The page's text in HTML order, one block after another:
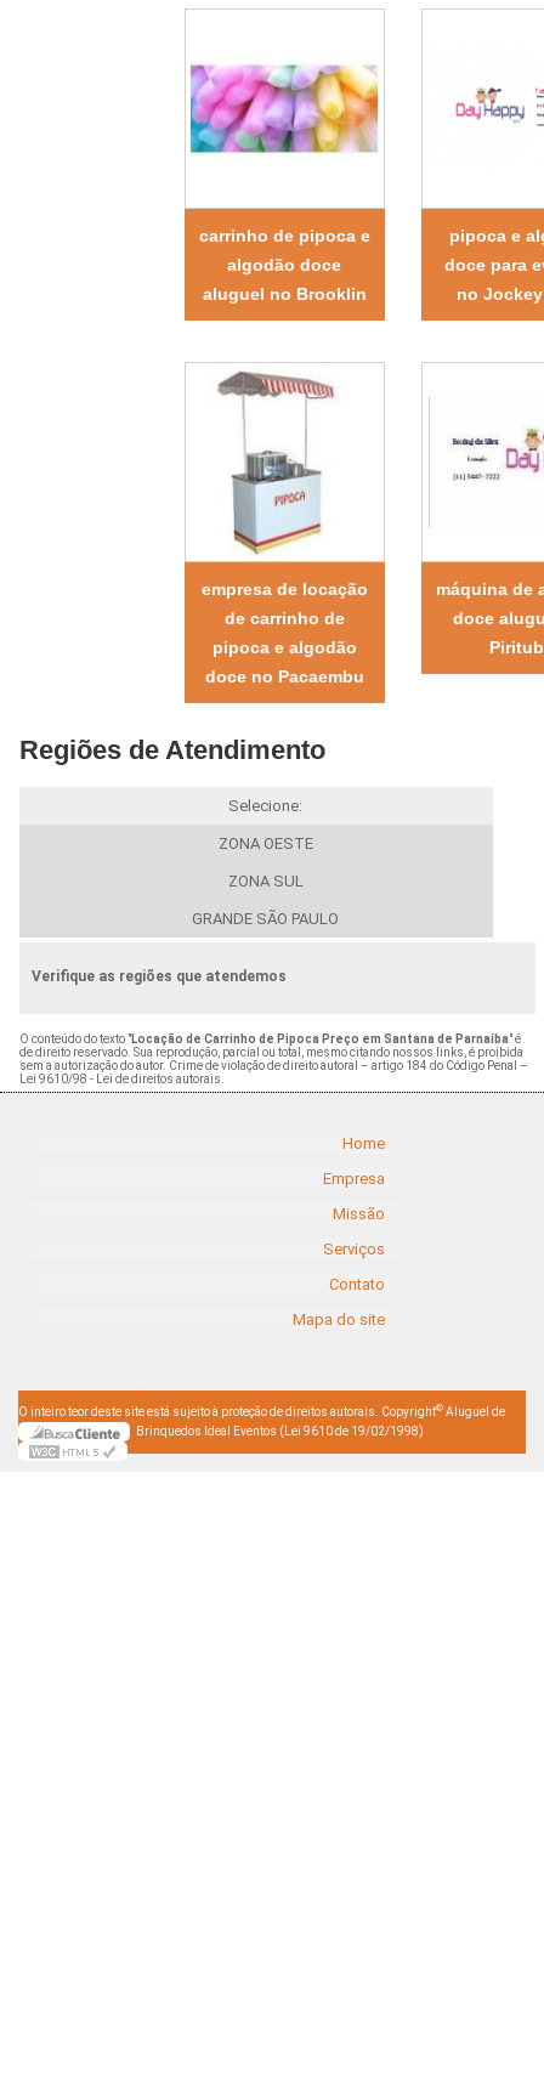
carrinho de pipoca e
algodão doce
aluguel no Brooklin
pipoca e
doce para
no
empresa de locação
de carrinho de
pipoca e algodão
doce no Pacaembu
máquina de
doce
Regiões de Atendimento
Selecione:
ZONA OESTE
ZONA SUL
GRANDE SÃO PAULO
Verifique as regiões que atendemos
O conteúdo do texto "Locação de Carrinho de Pipoca Preço em Santana de Parnaíba" é
de direito reservado. Sua reprodução, parcial ou total, mesmo citando nossos links, é proibida
sem a autorização do autor. Crime de violação de direito autoral – artigo 184 do Código Penal –
Lei 9610/98 - Lei de direitos autorais.
Home
Empresa
Missão
Serviços
Contato
Mapa do site
O inteiro teor deste site está sujeito à proteção de direitos autorais. Copyright© Aluguel de
Brinquedos Ideal Eventos (Lei 9610 de 19/02/1998)